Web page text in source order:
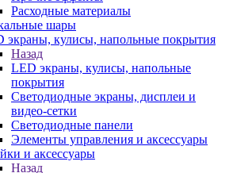
Расходные материалы
шары
экраны, кулисы, напольные покрытия
Назад
LED экраны, кулисы, напольные
покрытия
Светодиодные экраны, дисплеи и
видео-сетки
Светодиодные панели
Элементы управления и аксессуары
и аксессуары
Назад